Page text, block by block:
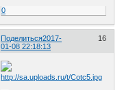
0
Поделиться 16
2017-
01-08 22:18:13